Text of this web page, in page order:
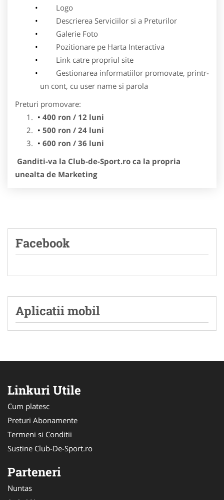
Logo
Descrierea Serviciilor si a Preturilor
Galerie Foto
Pozitionare pe Harta Interactiva
Link catre propriul site
Gestionarea informatiilor promovate, printr-
un cont, cu user name si parola
Preturi promovare:
400 ron / 12 luni
500 ron / 24 luni
600 ron / 36 luni
Ganditi-va la Club-de-Sport.ro ca la propria
unealta de Marketing
Facebook
Aplicatii mobil
Linkuri Utile
Cum platesc
Preturi Abonamente
Termeni si Conditii
Sustine Club-De-Sport.ro
Parteneri
Nuntas